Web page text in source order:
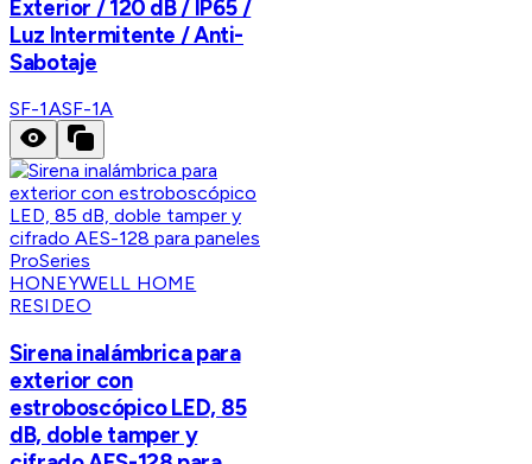
Exterior / 120 dB / IP65 /
Luz Intermitente / Anti-
Sabotaje
SF-1ASF-1A
HONEYWELL HOME
RESIDEO
Sirena inalámbrica para
exterior con
estroboscópico LED, 85
dB, doble tamper y